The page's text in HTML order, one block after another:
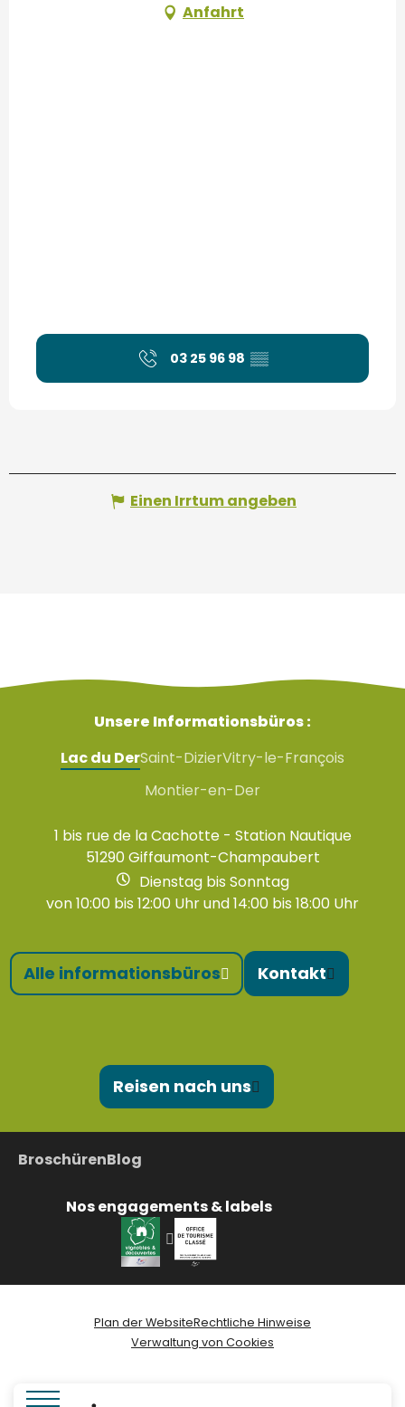
Anfahrt
03 25 96 98 ▒▒
Einen Irrtum angeben
Unsere Informationsbüros :
Lac du DerSaint-DizierVitry-le-François
Montier-en-Der
1 bis rue de la Cachotte - Station Nautique
51290 Giffaumont-Champaubert
Dienstag bis Sonntag
von 10:00 bis 12:00 Uhr und 14:00 bis 18:00 Uhr
Alle informationsbüros Kontakt
Reisen nach uns
BroschürenBlog
Nos engagements & labels
Plan der WebsiteRechtliche Hinweise
Verwaltung von Cookies